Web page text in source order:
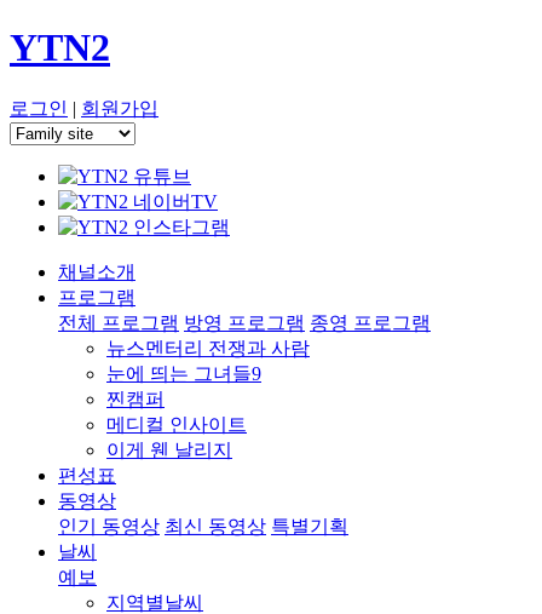
YTN2
로그인 | 회원가입
채널소개
프로그램
전체 프로그램 방영 프로그램 종영 프로그램
뉴스멘터리 전쟁과 사람
눈에 띄는 그녀들9
찐캠퍼
메디컬 인사이트
이게 웬 날리지
편성표
동영상
인기 동영상 최신 동영상 특별기획
날씨
예보
지역별날씨